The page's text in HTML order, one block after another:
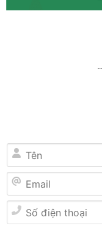
Tên
Email